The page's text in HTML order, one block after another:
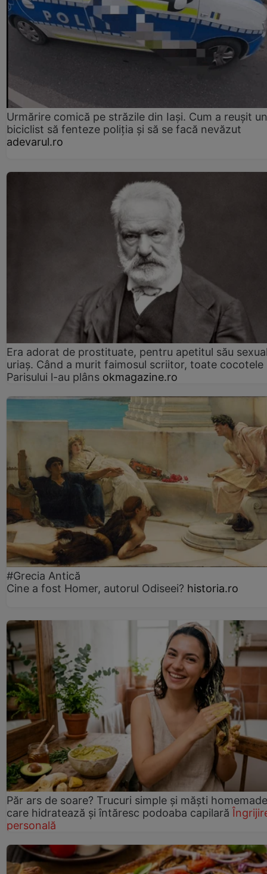
Urmărire comică pe străzile din Iași. Cum a reușit un
biciclist să fenteze poliția și să se facă nevăzut
adevarul.ro
Era adorat de prostituate, pentru apetitul său
uriaș. Când a murit faimosul scriitor, toate cocotele
Parisului l-au plâns okmagazine.ro
#Grecia Antică
Cine a fost Homer, autorul Odiseei? historia.ro
Păr ars de soare? Trucuri simple și măști homemade
care hidratează și întăresc podoaba capilară
personală